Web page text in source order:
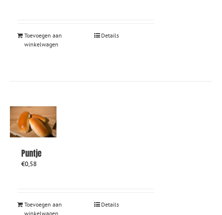
Toevoegen aan
winkelwagen
Details
Puntje
€0,58
Toevoegen aan
winkelwagen
Details